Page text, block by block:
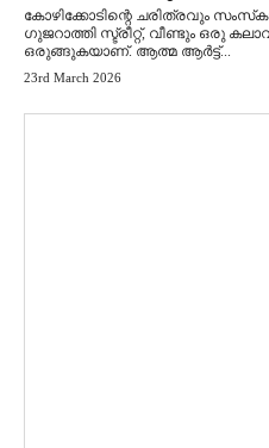
കോഴിക്കോടിന്റെ ചരിത്രവും
ഗുജറാത്തി സ്ട്രീറ്റ്, വീണ്ടും ഒരു
ഒരുങ്ങുകയാണ്. ആത്മ ആർട്ട്...
23rd March 2026